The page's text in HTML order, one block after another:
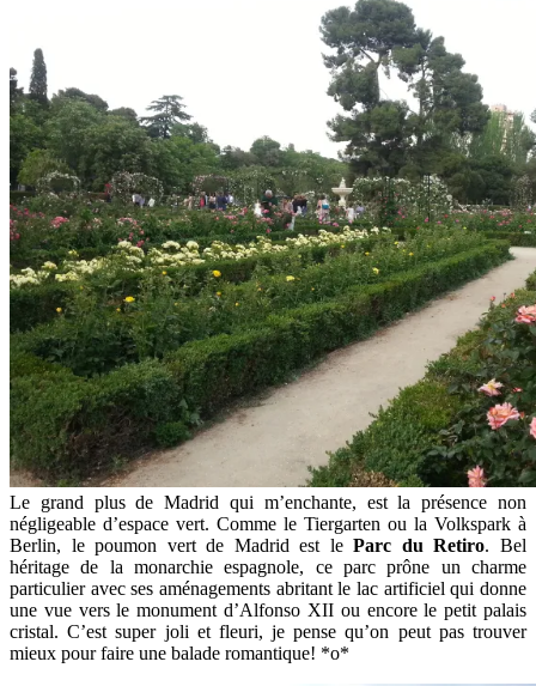
Le grand plus de Madrid qui m’enchante, est la présence non
négligeable d’espace vert. Comme le Tiergarten ou la Volkspark à
Berlin, le poumon vert de Madrid est leParc du Retiro. Bel
héritage de la monarchie espagnole, ce parc prône un charme
particulier avec ses aménagements abritant le lac artificiel qui donne
une vue vers le monument d’Alfonso XII ou encore le petit palais
cristal. C’est super joli et fleuri, je pense qu’on peut pas trouver
mieux pour faire une balade romantique! *o*